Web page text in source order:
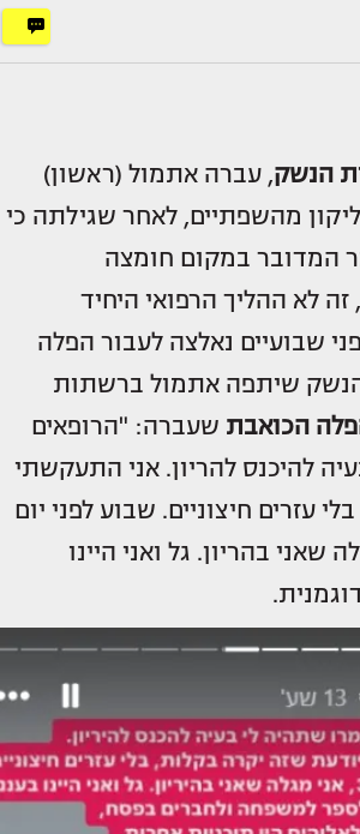
הנשק, עברה אתמול (ראשון)
מהשפתיים, לאחר שגילתה כי
המדובר במקום חומצה
זה לא ההליך הרפואי היחיד
שבועיים נאלצה לעבור הפלה
הנשק שיתפה אתמול ברשתות
הכואבת שעברה: "הרופאים
להיכנס להריון. אני התעקשתי
עזרים חיצוניים. שבוע לפני יום
מגלה שאני בהריון. גל ואני היינו